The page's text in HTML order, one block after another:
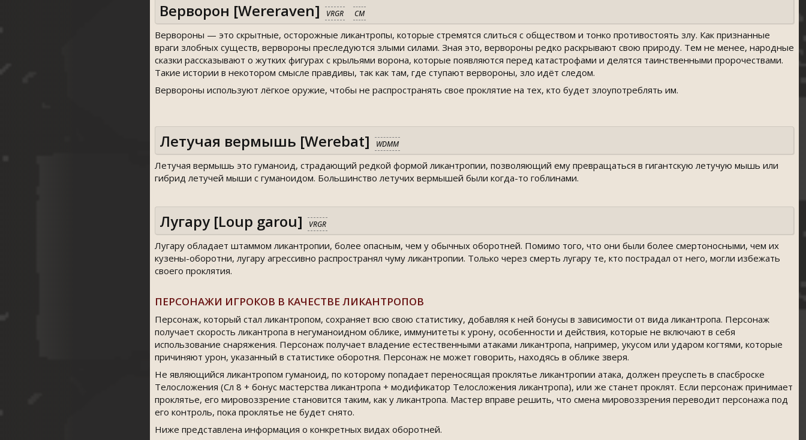
Верворон [Wereraven] VRGR CM
Вервороны — это скрытные, осторожные ликантропы, которые стремятся слиться с обществом и тонко противостоять злу. Как признанные
враги злобных существ, вервороны преследуются злыми силами. Зная это, вервороны редко раскрывают свою природу. Тем не менее, народные
сказки рассказывают о жутких фигурах с крыльями ворона, которые появляются перед катастрофами и делятся таинственными пророчествами.
Такие истории в некотором смысле правдивы, так как там, где ступают вервороны, зло идёт следом.
Вервороны используют лёгкое оружие, чтобы не распространять свое проклятие на тех, кто будет злоупотреблять им.
Летучая вермышь [Werebat] WDMM
Летучая вермышь это гуманоид, страдающий редкой формой ликантропии, позволяющий ему превращаться в гигантскую летучую мышь или
гибрид летучей мыши с гуманоидом. Большинство летучих вермышей были когда-то гоблинами.
Лугару [Loup garou] VRGR
Лугару обладает штаммом ликантропии, более опасным, чем у обычных оборотней. Помимо того, что они были более смертоносными, чем их
кузены-оборотни, лугару агрессивно распространял чуму ликантропии. Только через смерть лугару те, кто пострадал от него, могли избежать
своего проклятия.
ПЕРСОНАЖИ ИГРОКОВ В КАЧЕСТВЕ ЛИКАНТРОПОВ
Персонаж, который стал ликантропом, сохраняет всю свою статистику, добавляя к ней бонусы в зависимости от вида ликантропа. Персонаж
получает скорость ликантропа в негуманоидном облике, иммунитеты к урону, особенности и действия, которые не включают в себя
использование снаряжения. Персонаж получает владение естественными атаками ликантропа, например, укусом или ударом когтями, которые
причиняют урон, указанный в статистике оборотня. Персонаж не может говорить, находясь в облике зверя.
Не являющийся ликантропом гуманоид, по которому попадает переносящая проклятье ликантропии атака, должен преуспеть в спасброске
Телосложения (Сл 8 + бонус мастерства ликантропа + модификатор Телосложения ликантропа), или же станет проклят. Если персонаж принимает
проклятье, его мировоззрение становится таким, как у ликантропа. Мастер вправе решить, что смена мировоззрения переводит персонажа под
его контроль, пока проклятье не будет снято.
Ниже представлена информация о конкретных видах оборотней.